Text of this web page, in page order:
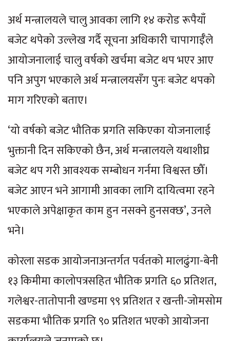
अर्थ मन्त्रालयले चालु आवका लागि १४ करोड रूपैयाँ
बजेट थपेको उल्लेख गर्दै सूचना अधिकारी चापागाईँले
आयोजनालाई चालु वर्षको खर्चमा बजेट थप भएर आए
पनि अपुग भएकाले अर्थ मन्त्रालयसँग पुनः बजेट थपको
माग गरिएको बताए।
‘यो वर्षको बजेट भौतिक प्रगति सकिएका योजनालाई
भुक्तानी दिन सकिएको छैन, अर्थ मन्त्रालयले यथाशीघ्र
बजेट थप गरी आवश्यक सम्बोधन गर्नमा विश्वस्त छौँ।
बजेट आएन भने आगामी आवका लागि दायित्वमा रहने
भएकाले अपेक्षाकृत काम हुन नसक्ने हुनसक्छ’, उनले
भने।
कोरला सडक आयोजनाअन्तर्गत पर्वतको मालढुंगा-बेनी
१३ किमीमा कालोपत्रसहित भौतिक प्रगति ६० प्रतिशत,
गलेश्वर-तातोपानी खण्डमा ९९ प्रतिशत र खन्ती-जोमसोम
सडकमा भौतिक प्रगति ९० प्रतिशत भएको आयोजना